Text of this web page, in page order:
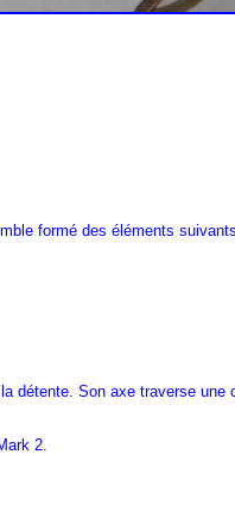
formé des éléments
détente. Son axe traverse
2.